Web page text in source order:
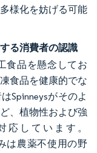
様化を妨げる可能
る消費者の認識
食品を懸念してお
食品を健康的でな
Spinneysがそのよ
、植物性および強
しています。
は農薬不使用の野